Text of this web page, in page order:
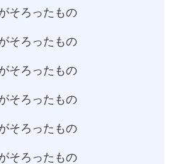
そろったもの
そろったもの
そろったもの
そろったもの
そろったもの
そろったもの